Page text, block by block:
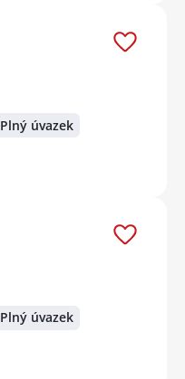
Plný úvazek
Plný úvazek